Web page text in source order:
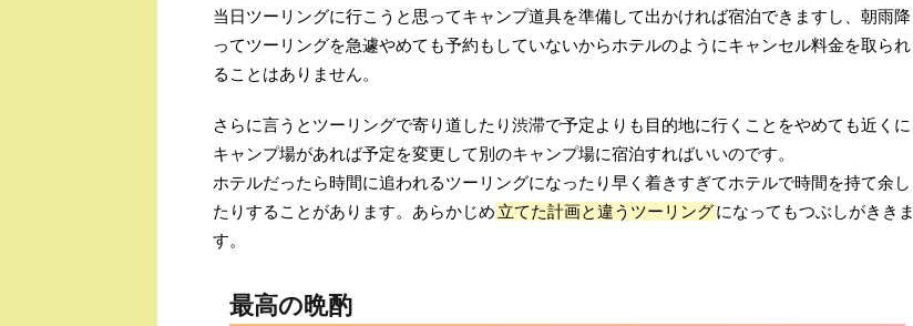
当日ツーリングに行こうと思ってキャンプ道具を準備して出かければ宿泊できますし、朝雨降
ってツーリングを急遽やめても予約もしていないからホテルのようにキャンセル料金を取られ
ることはありません。
さらに言うとツーリングで寄り道したり渋滞で予定よりも目的地に行くことをやめても近くに
キャンプ場があれば予定を変更して別のキャンプ場に宿泊すればいいのです。
ホテルだったら時間に追われるツーリングになったり早く着きすぎてホテルで時間を持て余し
たりすることがあります。あらかじめ 立てた計画と違うツーリングになってもつぶしがききま
す。
最高の晩酌